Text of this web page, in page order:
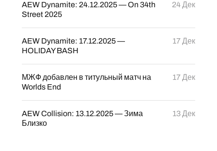
AEW Dynamite: 24.12.2025 — On 34th
Street 2025
24 Дек
AEW Dynamite: 17.12.2025 —
HOLIDAY BASH
17 Дек
МЖФ добавлен в титульный матч на
Worlds End
17 Дек
AEW Collision: 13.12.2025 — Зима
Близко
13 Дек